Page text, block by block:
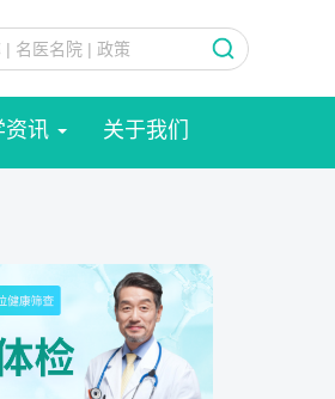
资讯 关于我们